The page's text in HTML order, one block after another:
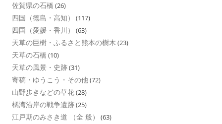
佐賀県の石橋 (26)
四国（徳島・高知） (117)
四国（愛媛・香川） (63)
天草の巨樹・ふるさと熊本の樹木 (23)
天草の石橋 (10)
天草の風景・史跡(31)
寄稿・ゆうこう・その他(72)
山野歩きなどの草花(28)
橘湾沿岸の戦争遺跡(25)
江戸期のみさき道 （全 般） (63)